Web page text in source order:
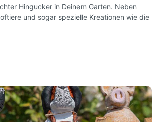
Hingucker in Deinem Garten. Neben
und sogar spezielle Kreationen wie die